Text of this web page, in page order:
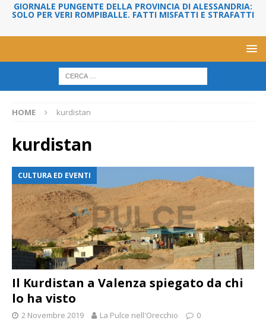
GIORNALE PUNGENTE DELLA PROVINCIA DI ALESSANDRIA:
SOLO PER VERI ROMPIBALLE. FATTI MISFATTI E STRAFATTI
HOME kurdistan
kurdistan
CULTURA ED EVENTI
Il Kurdistan a Valenza spiegato da chi
lo ha visto
2 Novembre 2019 La Pulce nell'Orecchio 0